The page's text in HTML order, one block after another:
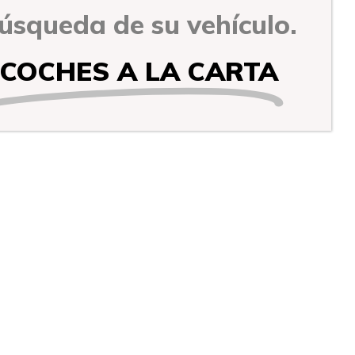
de su vehículo.
COCHES A LA CARTA